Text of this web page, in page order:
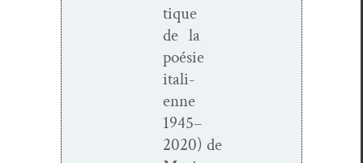
tique
de la
poésie
ital­i­
enne
1945–
2020) de